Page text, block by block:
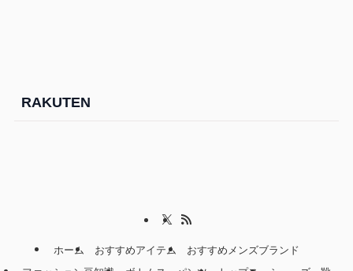
RAKUTEN
ホーム おすすめアイテム
おすすめメンズブランド